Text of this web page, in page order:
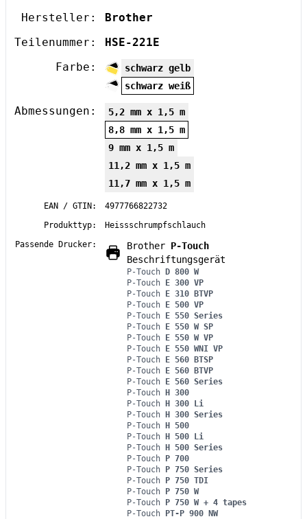
Hersteller:
Brother
Teilenummer:
HSE-221E
Farbe:
schwarz gelb
schwarz weiß
Abmessungen:
5,2 mm x 1,5 m
8,8 mm x 1,5 m
9 mm x 1,5 m
11,2 mm x 1,5 m
11,7 mm x 1,5 m
EAN / GTIN:
4977766822732
Produkttyp:
Heissschrumpfschlauch
Passende Drucker:
Brother P-Touch
Beschriftungsgerät
P-Touch D 800 W
P-Touch E 300 VP
P-Touch E 310 BTVP
P-Touch E 500 VP
P-Touch E 550 Series
P-Touch E 550 W SP
P-Touch E 550 W VP
P-Touch E 550 WNI VP
P-Touch E 560 BTSP
P-Touch E 560 BTVP
P-Touch E 560 Series
P-Touch H 300
P-Touch H 300 Li
P-Touch H 300 Series
P-Touch H 500
P-Touch H 500 Li
P-Touch H 500 Series
P-Touch P 700
P-Touch P 750 Series
P-Touch P 750 TDI
P-Touch P 750 W
P-Touch P 750 W + 4 tapes
P-Touch PT-P 900 NW